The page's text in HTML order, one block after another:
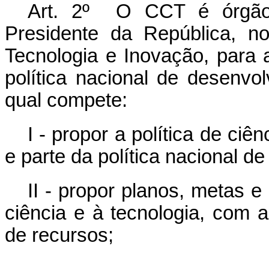
Art. 2º O CCT é órgão
Presidente da República,
Tecnologia e Inovação, para
política nacional de
qual compete:
I - propor a política de
e parte da política nacional
II - propor planos, metas
ciência e à tecnologia, com
de recursos;